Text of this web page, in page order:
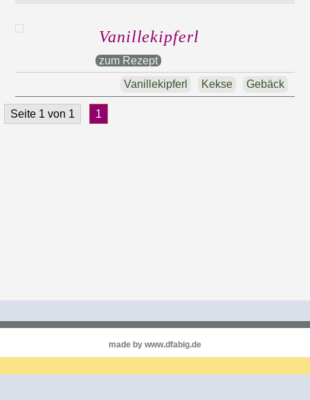
Vanillekipferl
zum Rezept
Gebäck
Kekse
Vanillekipferl
Seite 1 von 1 1
made by www.dfabig.de